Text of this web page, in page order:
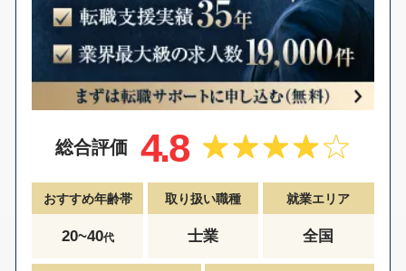
総合評価 4.8
おすすめ年齢帯
20~40代
取り扱い職種
士業
就業エリア
全国